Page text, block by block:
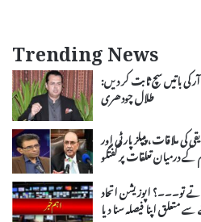
Trending News
باتیں سچ ثابت کر دیں:
طلال چودھری
پیپلز پارٹی اور
کے درمیان تعلقات پر گفتگو
تو۔۔۔؟ اپوزیشن اتحاد
متعلق اپنا فیصلہ سنا دیا